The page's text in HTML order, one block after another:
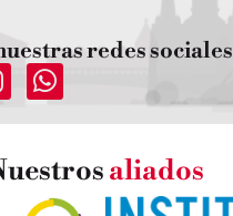
redes sociales
aliados